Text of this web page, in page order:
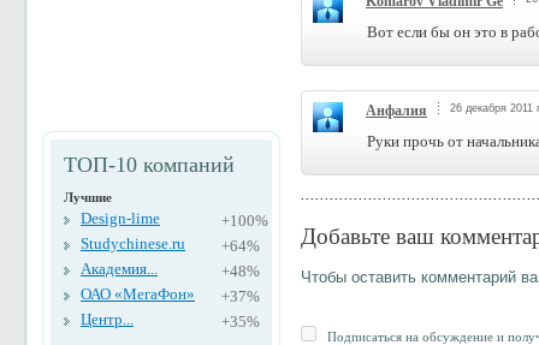
ТОП-10 компаний
Лучшие
Design-lime
+100%
Studychinese.ru
+64%
Академия...
+48%
ОАО «МегаФон»
+37%
Центр...
+35%
Вот если бы он это в
Анфалия 26 декабря 2011
Руки прочь от
Добавьте ваш
Чтобы оставить комментарий
Подписаться на обсуждение и